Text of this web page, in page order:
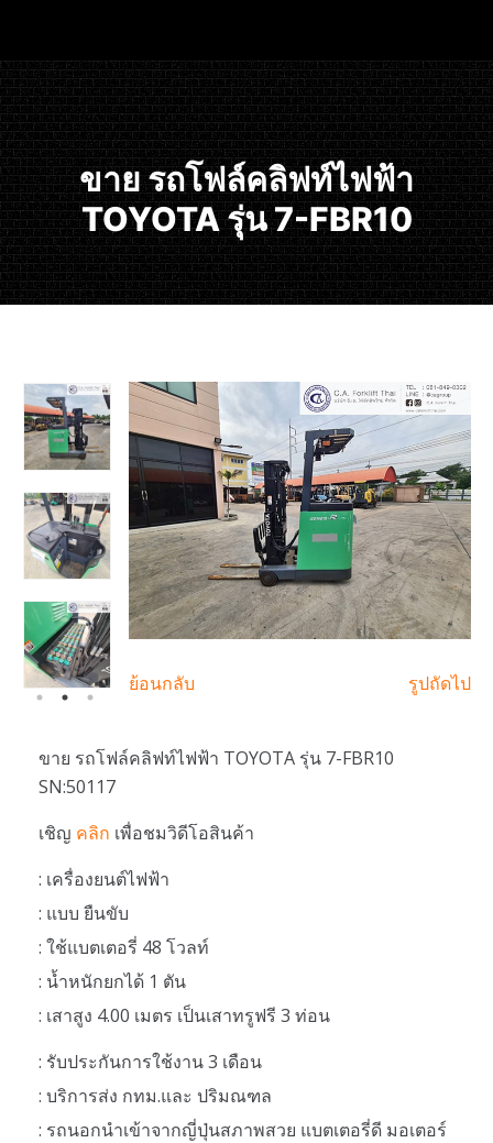
ขาย รถโฟล์คลิฟท์ไฟฟ้า
TOYOTA รุ่น 7-FBR10
ย้อนกลับ รูปถัดไป
ขาย รถโฟล์คลิฟท์ไฟฟ้า TOYOTA รุ่น 7-FBR10
SN:50117
เชิญ คลิก เพื่อชมวิดีโอสินค้า
: เครื่องยนต์ไฟฟ้า
: แบบ ยืนขับ
: ใช้แบตเตอรี่ 48 โวลท์
: น้ำหนักยกได้ 1 ตัน
: เสาสูง 4.00 เมตร เป็นเสาทรูฟรี 3 ท่อน
: รับประกันการใช้งาน 3 เดือน
: บริการส่ง กทม.และ ปริมณฑล
: รถนอกนำเข้าจากญี่ปุ่นสภาพสวย แบตเตอรี่ดี มอเตอร์